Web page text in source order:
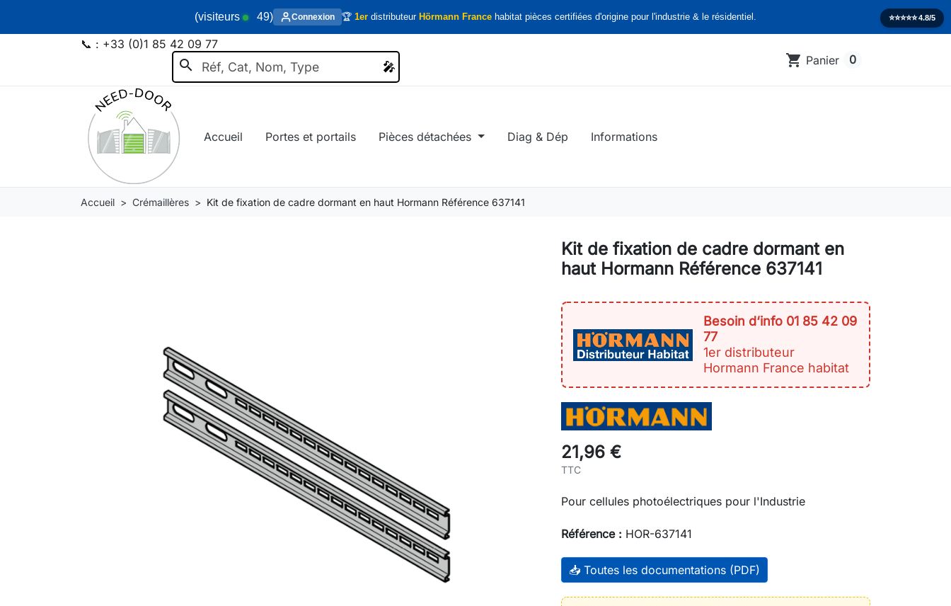
(visiteurs 49) Connexion 🏆 1er distributeur Hörmann France habitat pièces certifiées d'origine pour l'industrie & le résidentiel. ⭐️⭐️⭐️⭐️⭐️4.8/5
search 🎤
🎤
📞 : +33 (0)1 85 42 09 77
shopping_cart Panier 0
Accueil Portes et portails Pièces détachées Diag & Dép Informations
Accueil Crémaillères Kit de fixation de cadre dormant en haut Hormann Référence 637141
Kit de fixation de cadre dormant en
haut Hormann Référence 637141
Besoin d‘info 01 85 42 09
77
1er distributeur
Hormann France habitat
21,96 €
TTC
Pour cellules photoélectriques pour l'Industrie
Référence : HOR-637141
📥 Toutes les documentations (PDF)